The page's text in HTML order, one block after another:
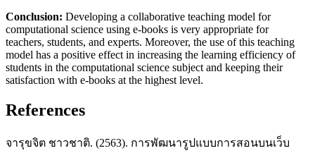
Conclusion: Developing a collaborative teaching model for
computational science using e-books is very appropriate for
teachers, students, and experts. Moreover, the use of this teaching
model has a positive effect in increasing the learning efficiency of
students in the computational science subject and keeping their
satisfaction with e-books at the highest level.
References
จารุขจิต ชาวชาติ. (2563). การพัฒนารูปแบบการสอนบนเว็บ